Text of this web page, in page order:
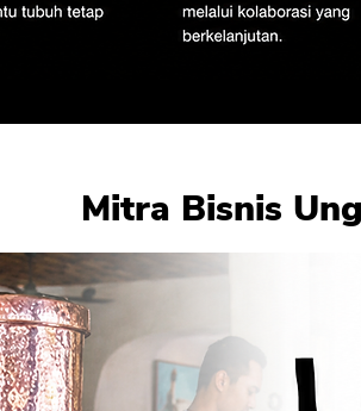
Mitra Bisnis